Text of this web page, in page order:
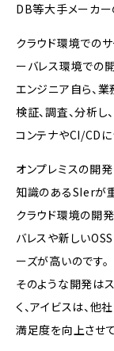
DB等大手メーカー
クラウド環境での
ーバレス環境での
エンジニア自ら、
検証、調査、分析し
コンテナやCI/CDに
オンプレミスの開
知識のあるSIerが
クラウド環境の開
バレスや新しい
ーズが高いのです。
そのような開発は
く、アイビスは、
満足度を向上させて